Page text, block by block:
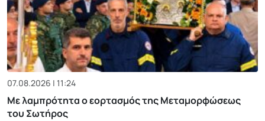
07.08.2026 | 11:24
Με λαμπρότητα ο εορτασμός της Μεταμορφώσεως
του Σωτήρος